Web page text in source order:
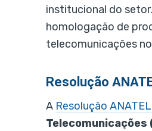
institucional do
homologação de
telecomunicações
Resolução
A Resolução
Telecomunicações